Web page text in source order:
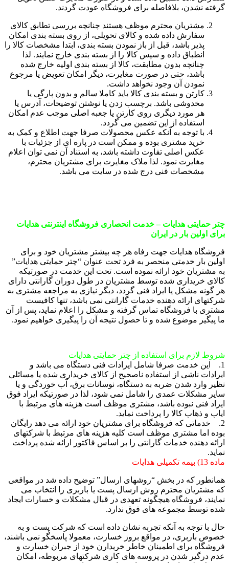
گرفته نشدن، بلافاصله برای فروشگاه عودت گردند.
مشتریان محترم موظف هستند چنانچه بررسی تطابق کالای
سفارش داده شده و کالای تحویلی، از روی بسته بندی امکان
پذیر باشد، قبل از باز نمودن بسته بندی، ابتدا مشخصات کالا را
انطباق داده و سپس کالا را از بسته بندی خارج نمایند. لذا
چنانچه بدون مطابقت، کالا از بسته بندی اولیه خارج شده
باشد، حتی در صورت مغایرت، دیگر امکان تعویض یا مرجوع
نمودن آن وجود نخواهد داشت.
کارتن و بسته بندی کالا باید کاملا سالم و بدون پارگی یا
مخدوشی باشد. برچسب زدن یا نوشتن توضیحات، آدرس یا
هر مورد دیگری روی کارتن یا جعبه اصلی موجب عدم امکان
استفاده از این تضمین می گردد.
با توجه به آنکه عکس محصولات صرفا جهت اطلاع و کمک به
خرید مشتری بوده و ممکن است در پاره ای از جزئیات با
عکس اصلی تفاوت داشته باشد، به استناد آن نمی توان اعلام
مغایرت نمود. لذا ملاک مغایرت برای مشتریان محترم،
مشخصات فنی درج شده در سایت می باشد.
چتر حمایتی هدایات – خدمت انحصاری فروشگاه اینترنتی هدایات
برای اولین بار در ایران
فروشگاه هدایات جهت رفاه هر چه بیشتر مشتریان خود و برای
اولین بار خدمتی منحصر به فرد تحت عنوان “چتر حمایتی هدایات”
به مشتریان خود ارائه نموده است. تحت این خدمت در صورتیکه
کالای خریداری شده توسط مشتریان در طول دوران گارانتی دارای
هر گونه مشکل یا ایراد فنی گردد، دیگر نیازی به مراجعه مشتری به
شرکتهای ارائه دهنده خدمات گارانتی نمی باشد، تنها کافیست
مشتری با فروشگاه تماس گرفته و مشکل را اعلام نماید، پس از آن
ما پیگیر موضوع شده و تا حصول نتیجه آن را پیگیری خواهیم نمود.
شروط لازم برای استفاده از چتر حمایتی هدایات
1. این خدمت صرفا شامل ایرادات فنی دستگاه می باشد و
ایرادات ناشی از استفاده ناصحیح از کالای خریداری شده یا مسائلی
نظیر وارد شدن ضربه به دستگاه، نوسانات برق، آب خوردگی و یا
سایر مشکلات عمدی را شامل نمی شود، لذا در صورتیکه ایراد فوق
ایراد فنی نبوده باشد، مشتری موظف است هزینه های مرتبط با
ایاب و ذهاب کالا را پرداخت نماید.
2. خدماتی که فروشگاه برای مشتریان خود ارائه می دهد رایگان
بوده اما مشتری موظف است کلیه هزینه های مرتبط با شرکتهای
ارائه دهنده خدمات گارانتی را بر اساس فاکتور ارائه شده پرداخت
نماید.
ماده 13) بیمه تکمیلی هدایات
همانطور که در بخش “روشهای ارسال” توضیح داده شد در مواقعی
که مشتریان محترم روش ارسال پست یا باربری را انتخاب می
نمایند، فروشگاه هیچگونه تعهدی در قبال مشکلات و خسارات ایجاد
شده توسط مجموعه های فوق ندارد.
حال با توجه به آنکه تجربه نشان داده است که شرکت پست و به
خصوص باربری، در مواقع بروز خسارت، معمولا پاسخگو نمی باشند،
فروشگاه برای اطمینان خاطر خریدارن خود از جبران خسارت و
عدم درگیر شدن در پروسه های کاری شرکتهای مربوطه، امکان